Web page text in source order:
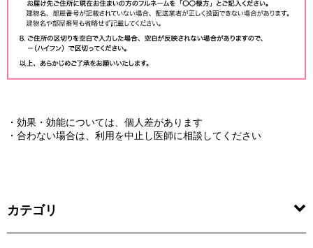
・効果・効能については、個人差があります
・合わない場合は、利用を中止し医師に相談してください
カテゴリ